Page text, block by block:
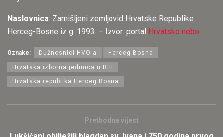
Naslovnica: Zamišljeni zemljovid Hrvatske Republike
Herceg-Bosne iz g. 1993. – Izvor: portal Hrvatsko nebo
Oznake: Dužnosnici HVO-a Herceg Bosna
Hrvatska izborna jedinica u BiH
Hrvatska republika Herceg Bosna
Prethodna vijest